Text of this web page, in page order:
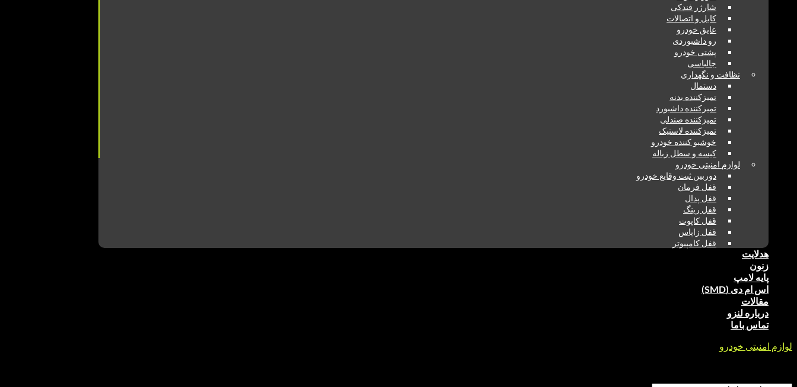
شارژر فندکی
کابل و اتصالات
عایق خودرو
رو داشبوردی
پشتی خودرو
جالباسی
نظافت و نگهداری
دستمال
تمیزکننده بدنه
تمیزکننده داشبورد
تمیزکننده صندلی
تمیزکننده لاستیک
خوشبو کننده خودرو
کیسه و سطل زباله
لوازم امنیتی خودرو
دوربین ثبت وقایع خودرو
قفل فرمان
قفل پدال
قفل رینگ
قفل کاپوت
قفل زاپاس
قفل کامپیوتر
هدلایت
زنون
پایه لامپ
اس ام دی (SMD)
مقالات
درباره لنزو
تماس باما
لوازم امنیتی خودرو